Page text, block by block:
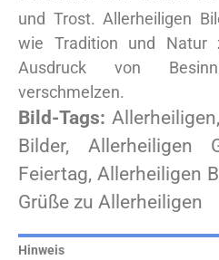
und Trost. Allerheiligen
wie Tradition und Natur
Ausdruck von
verschmelzen.
Bild-Tags:
Bilder, Allerheiligen
Feiertag, Allerheiligen
Grüße zu Allerheiligen
Hinweis